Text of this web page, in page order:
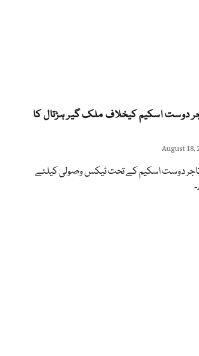
دوست اسکیم کیخلاف ملک گیر ہڑتال کا
August 18,
دوست اسکیم کے تحت ٹیکس وصولی کیلئے